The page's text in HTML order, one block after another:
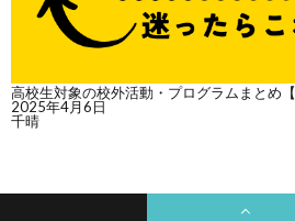
高校生対象の校外活動・プログラムまとめ
2025年4月6日
千晴